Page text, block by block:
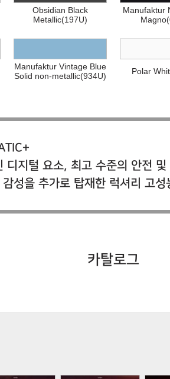
Obsidian Black
Metallic(197U)
Manufaktur
Manufaktur Vintage Blue
Solid non-metallic(934U)
Polar
지털 요소, 최고 수준의 안전 및
성을 추가로 탑재한 럭셔리 고성
카탈로그